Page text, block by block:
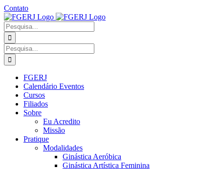
Ir
para
o
conteúdo
Contato
Facebook
Instagram
YouTube
Facebook
Grupo
Procurar
por:
Procurar
por:
FGERJ
Calendário Eventos
Cursos
Filiados
Sobre
Eu Acredito
Missão
Pratique
Modalidades
Ginástica Aeróbica
Ginástica Artística Feminina